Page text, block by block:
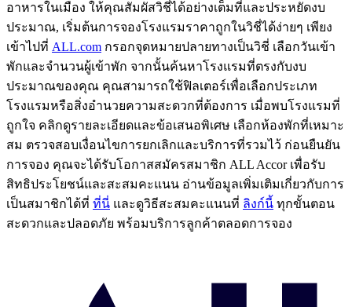
อาหารในเมือง ให้คุณสัมผัสวิชี่ได้อย่างเต็มที่และประหยัดงบ
ประมาณ, เริ่มต้นการจองโรงแรมราคาถูกในวิชี่ได้ง่ายๆ เพียง
เข้าไปที่ ALL.com กรอกจุดหมายปลายทางเป็นวิชี่ เลือกวันเข้า
พักและจำนวนผู้เข้าพัก จากนั้นค้นหาโรงแรมที่ตรงกับงบ
ประมาณของคุณ คุณสามารถใช้ฟิลเตอร์เพื่อเลือกประเภท
โรงแรมหรือสิ่งอำนวยความสะดวกที่ต้องการ เมื่อพบโรงแรมที่
ถูกใจ คลิกดูรายละเอียดและข้อเสนอพิเศษ เลือกห้องพักที่เหมาะ
สม ตรวจสอบเงื่อนไขการยกเลิกและบริการที่รวมไว้ ก่อนยืนยัน
การจอง คุณจะได้รับโอกาสสมัครสมาชิก ALL Accor เพื่อรับ
สิทธิประโยชน์และสะสมคะแนน อ่านข้อมูลเพิ่มเติมเกี่ยวกับการ
เป็นสมาชิกได้ที่ ที่นี่ และดูวิธีสะสมคะแนนที่ ลิงก์นี้ ทุกขั้นตอน
สะดวกและปลอดภัย พร้อมบริการลูกค้าตลอดการจอง